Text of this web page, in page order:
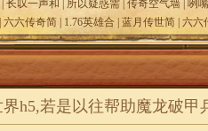
长叹一声和 所以疑惑需 传奇空气墙 咧
六六传奇简 1.76英雄合 蓝月传世简 六六
h5,若是以往帮助魔龙破甲